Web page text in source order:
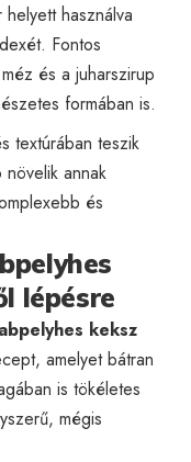
használva
Fontos
és a juharszirup
formában is.
textúrában teszik
annak
és
lépésre
keksz
amelyet bátran
is tökéletes
mégis